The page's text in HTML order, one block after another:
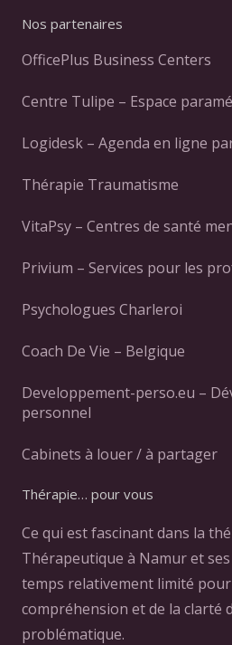
Nos partenaires
OfficePlus Business Centers
Centre Tulipe – Espace
Logidesk – Agenda en ligne
Thérapie Traumatisme
VitaPsy – Centres de santé
Privium – Services pour les
Psychologues Charleroi
Coach De Vie – Belgique
Developpement-perso.eu –
personnel
Cabinets à louer / à partager
Thérapie… pour vous
Ce qui est fascinant dans la
Thérapeutique à Namur et ses
temps relativement limité pour
compréhension et de la clarté
problématique.